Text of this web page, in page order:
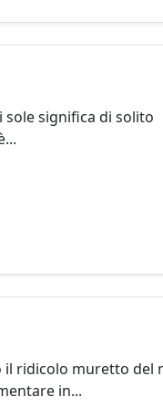
significa di solito
il ridicolo muretto del
in...